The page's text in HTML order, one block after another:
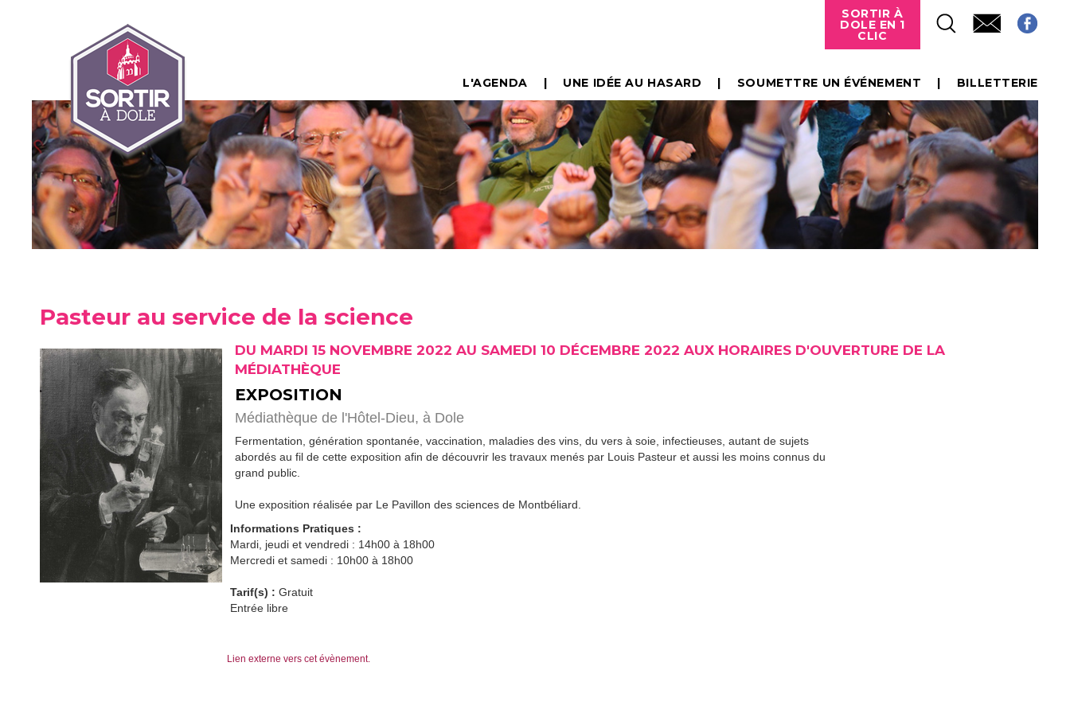
SORTIR À
DOLE EN 1
CLIC
L'AGENDA UNE IDÉE AU HASARD SOUMETTRE UN ÉVÉNEMENT BILLETTERIE
Pasteur au service de la science
DU MARDI 15 NOVEMBRE 2022 AU SAMEDI 10 DÉCEMBRE 2022 AUX HORAIRES D'OUVERTURE DE LA
MÉDIATHÈQUE
EXPOSITION
Médiathèque de l'Hôtel-Dieu, à Dole
Fermentation, génération spontanée, vaccination, maladies des vins, du vers à soie, infectieuses, autant de sujets
abordés au fil de cette exposition afin de découvrir les travaux menés par Louis Pasteur et aussi les moins connus du
grand public.
Une exposition réalisée par Le Pavillon des sciences de Montbéliard.
Informations Pratiques :
Mardi, jeudi et vendredi : 14h00 à 18h00
Mercredi et samedi : 10h00 à 18h00
Tarif(s) : Gratuit
Entrée libre
Lien externe vers cet évènement.